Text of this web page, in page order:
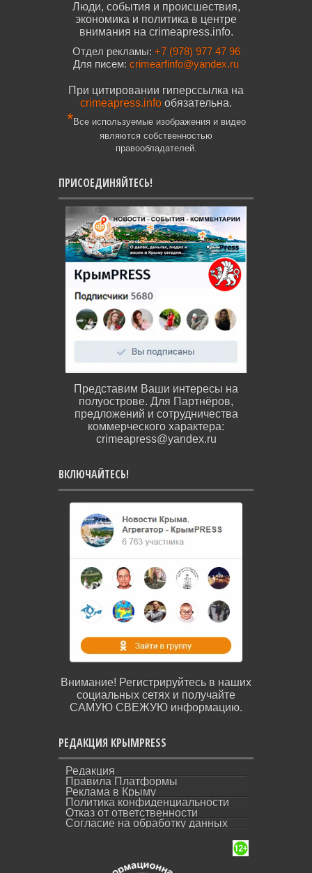
Люди, события и происшествия,
экономика и политика в центре
внимания на crimeapress.info.
Отдел рекламы: +7 (978) 977 47 96
Для писем: crimearfinfo@yandex.ru
При цитировании гиперссылка на
crimeapress.info обязательна.
*Все используемые изображения и видео
являются собственностью
правообладателей.
ПРИСОЕДИНЯЙТЕСЬ!
Представим Ваши интересы на
полуострове. Для Партнёров,
предложений и сотрудничества
коммерческого характера:
crimeapress@yandex.ru
ВКЛЮЧАЙТЕСЬ!
Внимание! Регистрируйтесь в наших
социальных сетях и получайте
САМУЮ СВЕЖУЮ информацию.
РЕДАКЦИЯ КРЫМPRESS
Редакция
Правила Платформы
Реклама в Крыму
Политика конфиденциальности
Отказ от ответственности
Согласие на обработку данных